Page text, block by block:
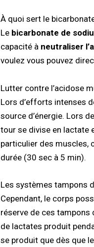
À quoi sert le
Le bicarbonate de
capacité à neutraliser
voulez vous pouvez
Lutter contre l’acidose
Lors d’efforts intenses
source d’énergie. Lors
tour se divise en lactate
particulier des muscles,
durée (30 sec à 5 min).
Les systèmes tampons
Cependant, le corps
réserve de ces tampons
de lactates produit
se produit que dès que